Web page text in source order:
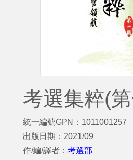
考選集粹(
統一編號GPN：1011001257
出版日期：2021/09
作/編/譯者： 考選部